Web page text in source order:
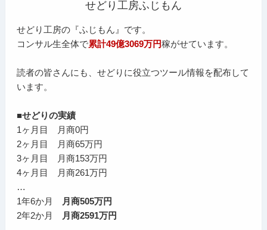
せどり工房ふじもん
せどり工房の『ふじもん』です。
コンサル生全体で累計49億3069万円稼がせています。
読者の皆さんにも、せどりに役立つツール情報を配布して
います。
■せどりの実績
1ヶ月目 月商0円
2ヶ月目 月商65万円
3ヶ月目 月商153万円
4ヶ月目 月商261万円
…
1年6か月
月商505万円
2年2か月
月商2591万円